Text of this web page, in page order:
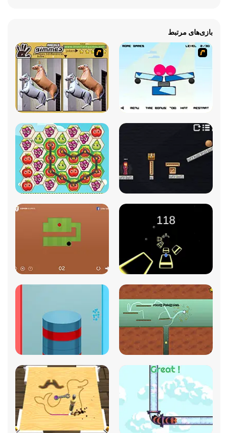
بازی‌های مرتبط